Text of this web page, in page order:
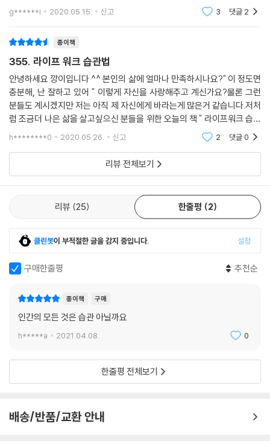
이 일이 재미 있는 것인가? 월급 주니 오는건 아닌가? 공장에 내 생각이 들
어
g******i 2020.05.15. 신고 3 댓글 2
종이책
355. 라이프 워크 습관법
안녕하세요 깡이입니다 ^^ 본인의 삶에 얼마나 만족하시나요?" 이 정도면
충분해, 난 잘하고 있어 " 이렇게 자신을 사랑해주고 계신가요?물론 그런
분들도 계시겠지만 저는 아직 제 자신에게 바라는게 많은거 같습니다.저처
럼 조금더 나은 삶을 살고싶으신 분들을 위한 오늘의 책 " 라이프워크 습관
법 " 을 소개합니다. 라이프워크; 일, 인간관계, 취미, 건강 등 삶 전체를
h********0 2020.05.26. 신고 2 댓글0
리뷰 전체보기
리뷰 25 한줄평 2
클린봇이 부적절한 글을 감지 중입니다. 설정
구매한줄평 추천순
종이책 구매
인간의 모든 것은 습관 아닐까요
h*****a 2021.04.08. 0
한줄평 전체보기
배송/반품/교환 안내